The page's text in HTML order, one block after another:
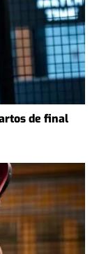
de final